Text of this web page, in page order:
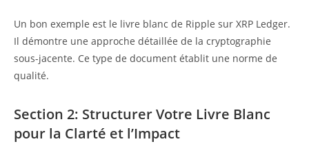
Un bon exemple est le livre blanc de Ripple sur XRP Ledger.
Il démontre une approche détaillée de la cryptographie
sous-jacente. Ce type de document établit une norme de
qualité.
Section 2: Structurer Votre Livre Blanc
pour la Clarté et l’Impact